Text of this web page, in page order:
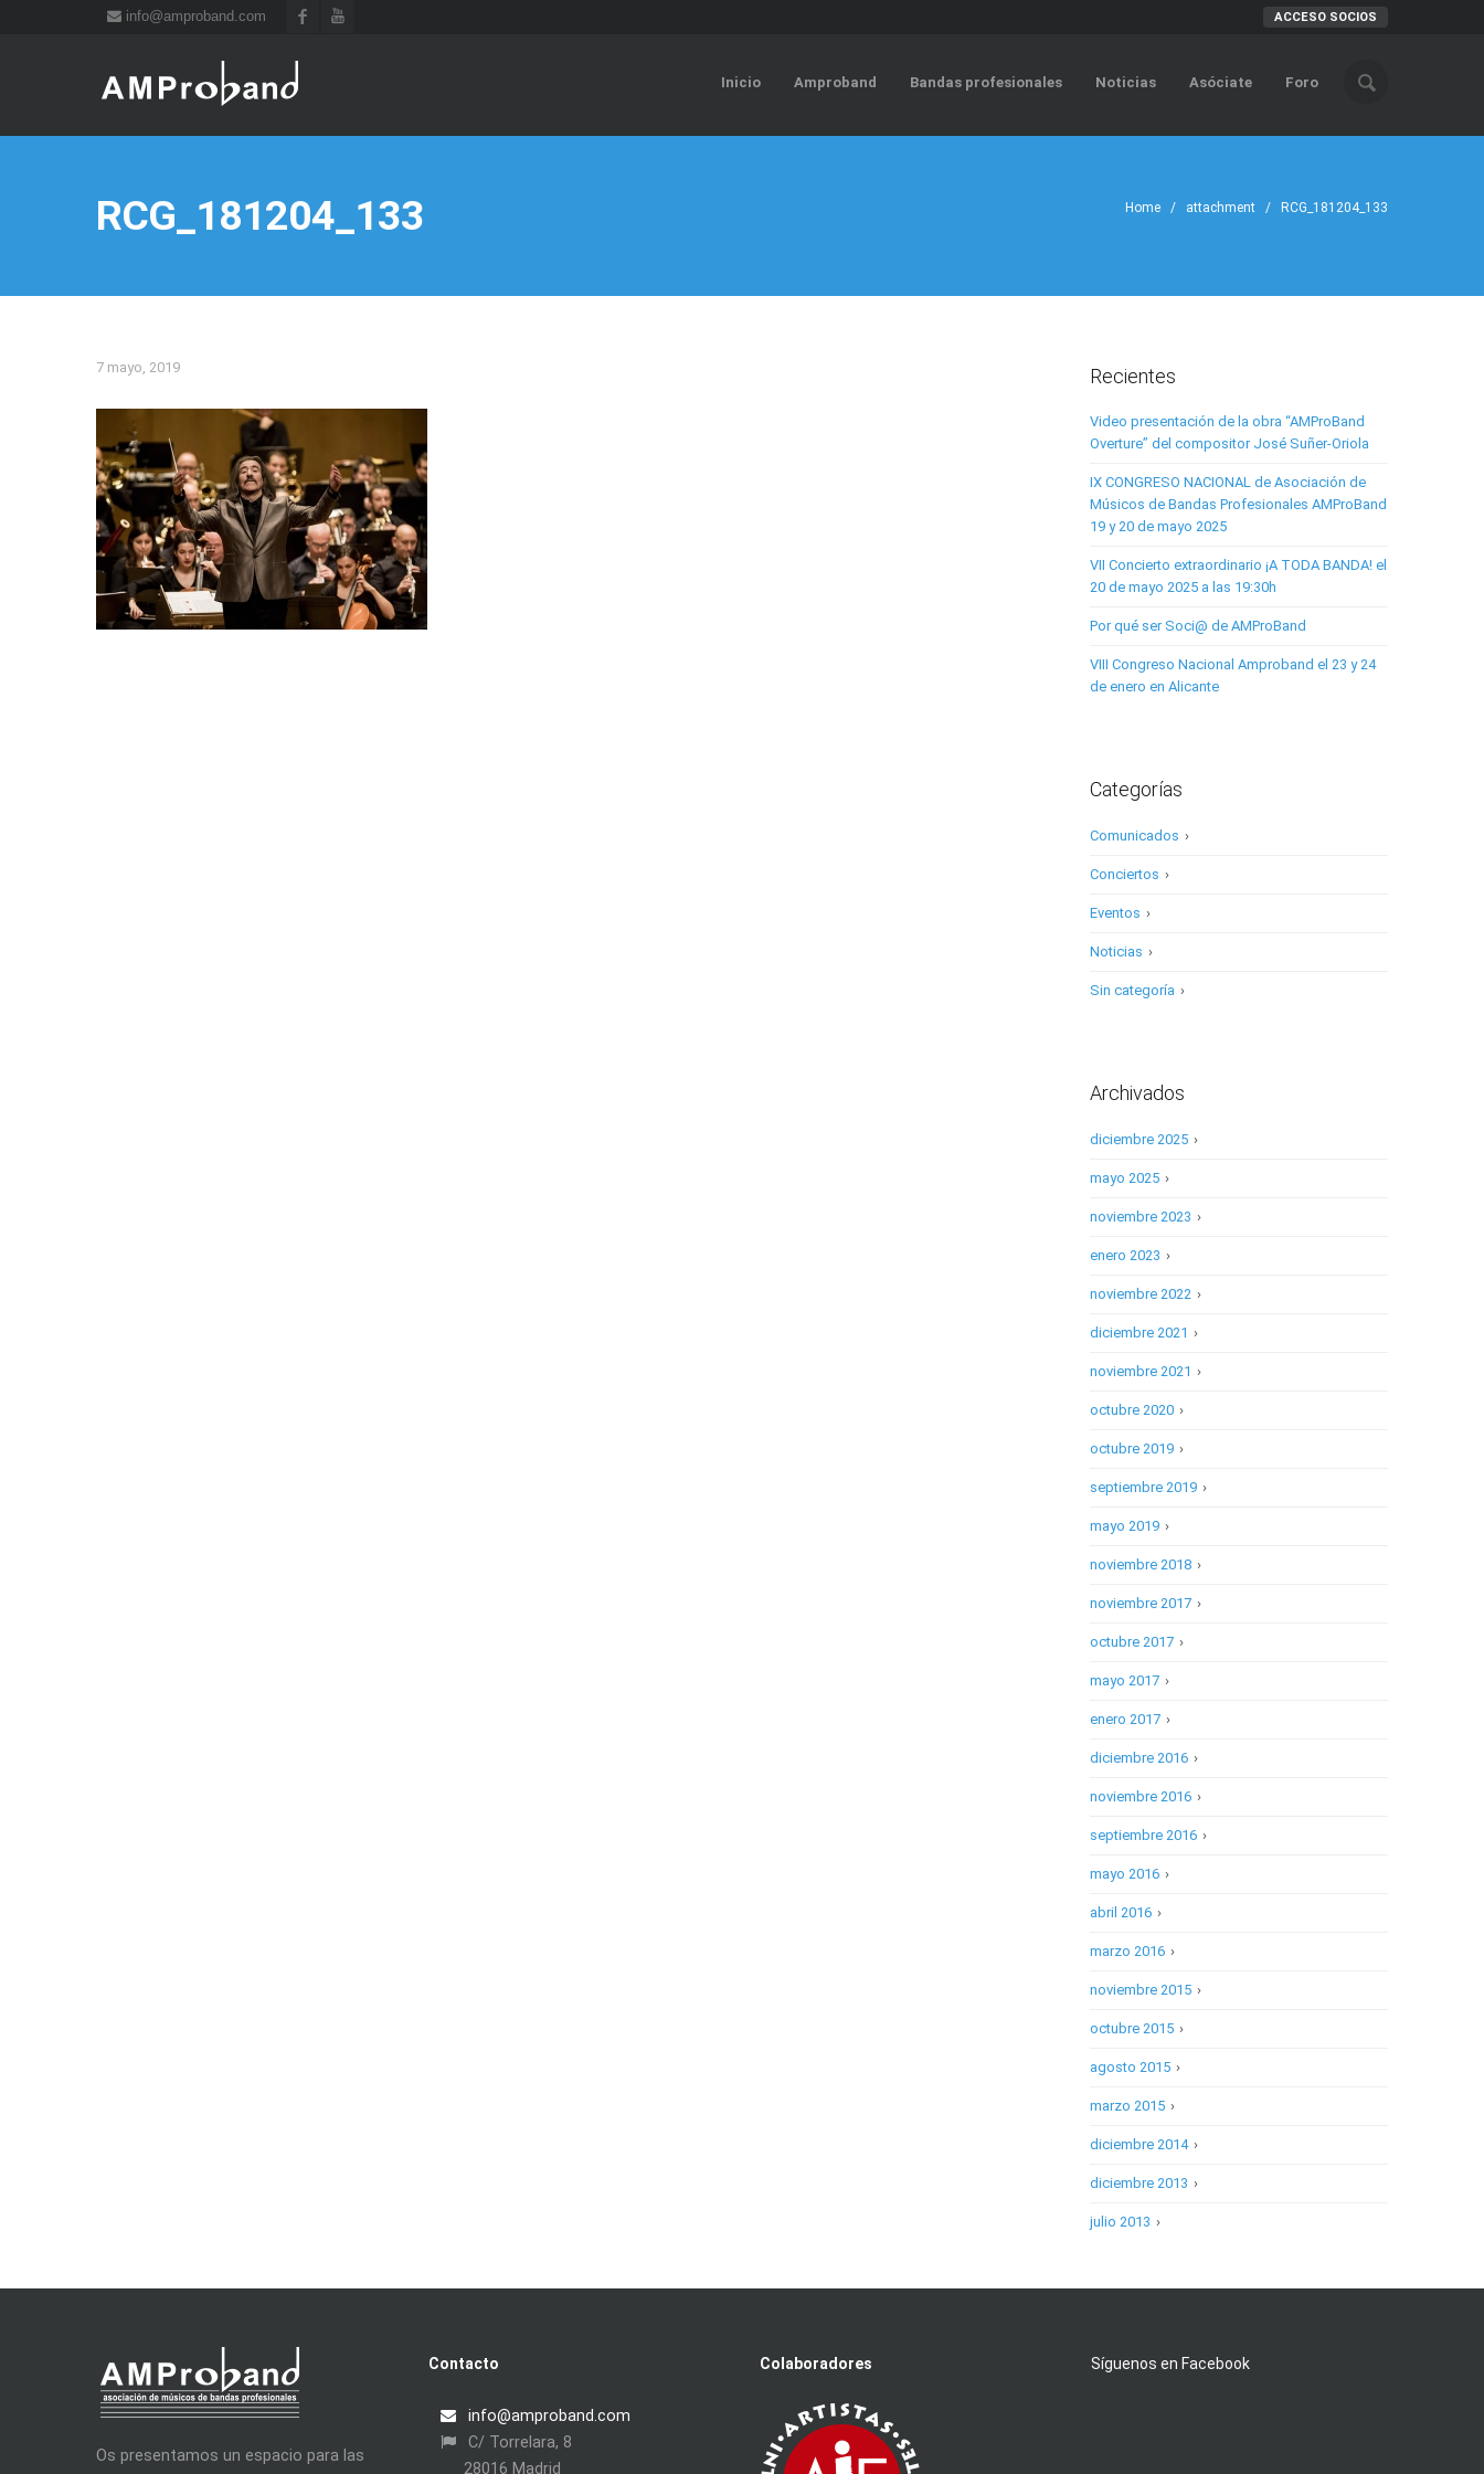
info@amproband.com ACCESO SOCIOS
Inicio Amproband Bandas profesionales Noticias Asóciate Foro
RCG_181204_133 Home / attachment / RCG_181204_133
7 mayo, 2019 Recientes
Video presentación de la obra “AMProBand
Overture” del compositor José Suñer-Oriola
IX CONGRESO NACIONAL de Asociación de
Músicos de Bandas Profesionales AMProBand
19 y 20 de mayo 2025
VII Concierto extraordinario ¡A TODA BANDA! el
20 de mayo 2025 a las 19:30h
Por qué ser Soci@ de AMProBand
VIII Congreso Nacional Amproband el 23 y 24
de enero en Alicante
Categorías
›
Comunicados
›
Conciertos
›
Eventos
›
Noticias
›
Sin categoría
Archivados
›
diciembre 2025
›
mayo 2025
›
noviembre 2023
›
enero 2023
›
noviembre 2022
›
diciembre 2021
›
noviembre 2021
›
octubre 2020
›
octubre 2019
›
septiembre 2019
›
mayo 2019
›
noviembre 2018
›
noviembre 2017
›
octubre 2017
›
mayo 2017
›
enero 2017
›
diciembre 2016
›
noviembre 2016
›
septiembre 2016
›
mayo 2016
›
abril 2016
›
marzo 2016
›
noviembre 2015
›
octubre 2015
›
agosto 2015
›
marzo 2015
›
diciembre 2014
›
diciembre 2013
›
julio 2013
Os presentamos un espacio para las
Contacto
info@amproband.com
C/ Torrelara, 8
28016 Madrid
Colaboradores Síguenos en Facebook